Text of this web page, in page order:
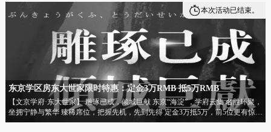
东京学区房东大世家限时特惠：定金3万RMB 抵5万RMB
【文京学府·东大世家】 雕琢已成，倾城巨献 东京“海淀”，学府云集 名胜环聚，
坐拥宁静与繁华 臻稀席位，把握先机，先到先得 定金3万抵5万，前5位更有惊喜
优惠！
本次活动已结束。